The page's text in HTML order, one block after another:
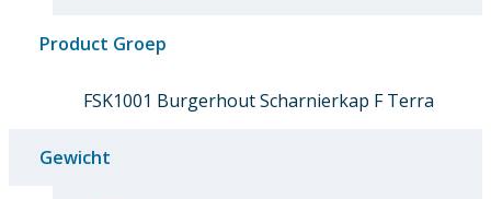
Product Groep
FSK1001 Burgerhout Scharnierkap F Terra
Gewicht